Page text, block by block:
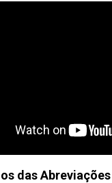
das